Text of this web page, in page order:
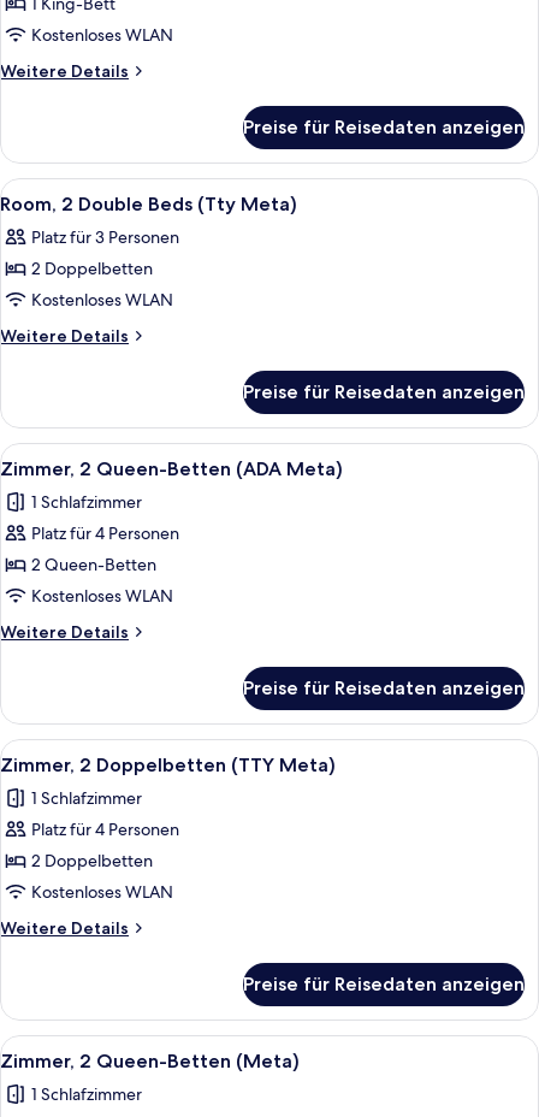
Executive
Room,
1
(Tty
King,
Communication)
anzeigen
Kostenloses WLAN
Weitere Details
Weitere
Room,
King
(Tty
E
Communication)
Preise für Reisedaten anzeigen
Alle
Fotos
für
Room,
2
Double
Meta)
anzeigen
Ein Hotelzimmer mit zwei Betten,
5
Room, 2 Double Beds (Tty Meta)
Platz für 3 Personen
2 Doppelbetten
Kostenloses WLAN
Weitere Details
Weitere
2
Double
Beds
Meta)
Preise für Reisedaten anzeigen
Alle
Fotos
für
Zimmer,
2 Queen-
Betten
(ADA
Meta)
Ein Hotelzimmer mit zwei Betten,
5
Zimmer, 2 Queen-Betten (ADA Meta)
1 Schlafzimmer
Platz für 4 Personen
2 Queen-Betten
Kostenloses WLAN
Weitere Details
Weitere
2 Queen-
Betten
(ADA
Preise für Reisedaten anzeigen
Alle
Fotos
für
Zimmer,
2 Doppelbetten
(TTY
Meta)
anzeigen
Ein Hotelzimmer mit zwei Betten,
6
Zimmer, 2 Doppelbetten (TTY Meta)
1 Schlafzimmer
Platz für 4 Personen
2 Doppelbetten
Kostenloses WLAN
Weitere Details
Weitere
2 Doppelbetten
(TTY
Meta)
Preise für Reisedaten anzeigen
Alle
Fotos
für
Ein Hotelzimmer mit zwei Betten,
6
Zimmer, 2 Queen-Betten (Meta)
1 Schlafzimmer